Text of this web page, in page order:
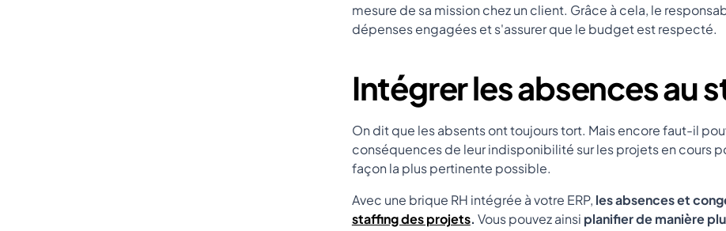
mesure de sa mission chez un client. Grâce à cela, le
dépenses engagées et s'assurer que le budget est respecté.
Intégrer les absences au
On dit que les absents ont toujours tort. Mais encore faut-il
conséquences de leur indisponibilité sur les projets en cours
façon la plus pertinente possible.
Avec une brique RH intégrée à votre ERP, les absences et
staffing des projets. Vous pouvez ainsi planifier de manière